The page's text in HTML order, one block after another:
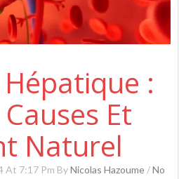
:
Et
Naturel
At 7:17 Pm ByNicolas Hazoume /No